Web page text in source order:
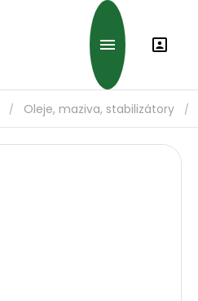
/ Oleje, maziva, stabilizátory /